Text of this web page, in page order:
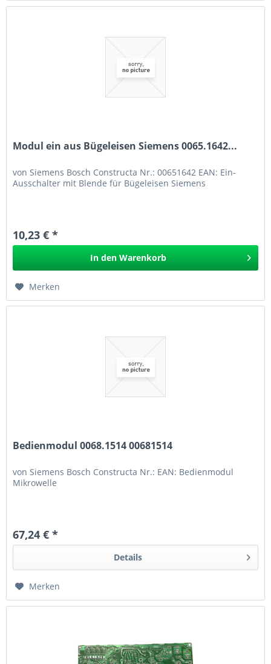
Modul ein aus Bügeleisen Siemens 0065.1642...
von Siemens Bosch Constructa Nr.: 00651642 EAN: Ein-
Ausschalter mit Blende für Bügeleisen Siemens
10,23 € *
In den Warenkorb
Merken
Bedienmodul 0068.1514 00681514
von Siemens Bosch Constructa Nr.: EAN: Bedienmodul
Mikrowelle
67,24 € *
Details
Merken